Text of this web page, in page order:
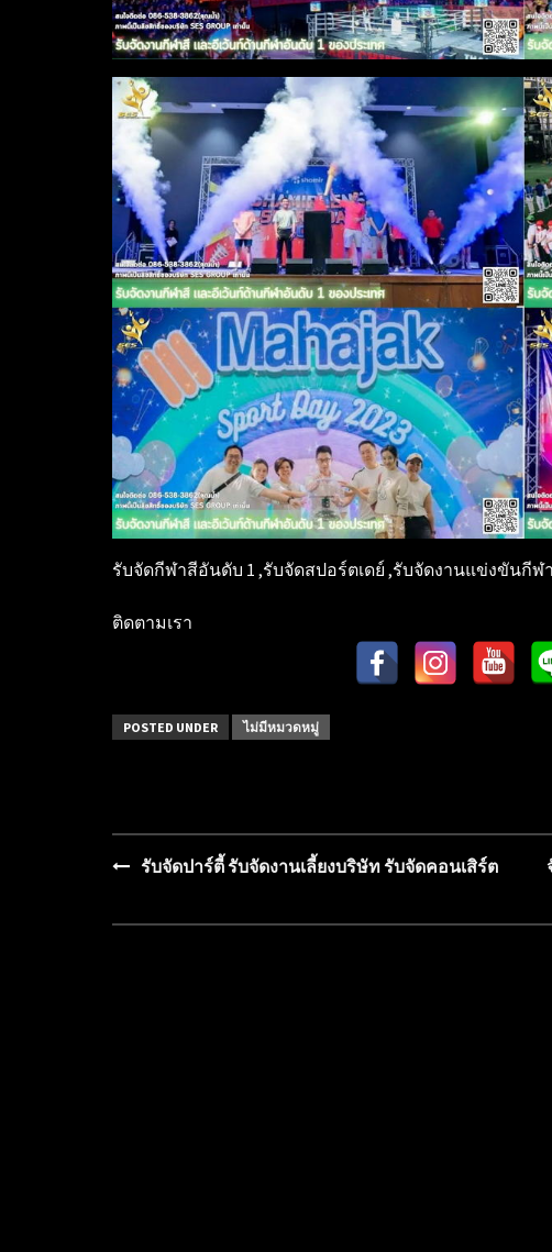
รับจัดกีฬาสีอันดับ 1 ,รับจัดสปอร์ตเดย์ ,รับจัดงานแข่งขันกีฬ
ติดตามเรา
POSTED UNDER ไม่มีหมวดหมู่
navigation
รับจัดปาร์ตี้ รับจัดงานเลี้ยงบริษัท รับจัดคอนเสิร์ต